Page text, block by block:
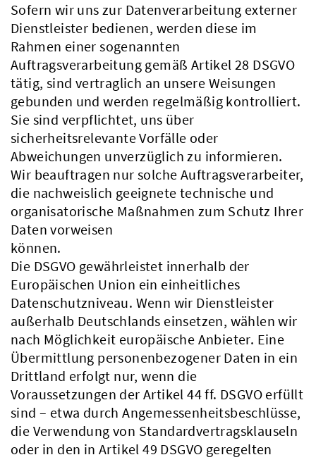
Sofern wir uns zur Datenverarbeitung externer
Dienstleister bedienen, werden diese im
Rahmen einer sogenannten
Auftragsverarbeitung gemäß Artikel 28 DSGVO
tätig, sind vertraglich an unsere Weisungen
gebunden und werden regelmäßig kontrolliert.
Sie sind verpflichtet, uns über
sicherheitsrelevante Vorfälle oder
Abweichungen unverzüglich zu informieren.
Wir beauftragen nur solche Auftragsverarbeiter,
die nachweislich geeignete technische und
organisatorische Maßnahmen zum Schutz Ihrer
Daten vorweisen
können.
Die DSGVO gewährleistet innerhalb der
Europäischen Union ein einheitliches
Datenschutzniveau. Wenn wir Dienstleister
außerhalb Deutschlands einsetzen, wählen wir
nach Möglichkeit europäische Anbieter. Eine
Übermittlung personenbezogener Daten in ein
Drittland erfolgt nur, wenn die
Voraussetzungen der Artikel 44 ff. DSGVO erfüllt
sind – etwa durch Angemessenheitsbeschlüsse,
die Verwendung von Standardvertragsklauseln
oder in den in Artikel 49 DSGVO geregelten